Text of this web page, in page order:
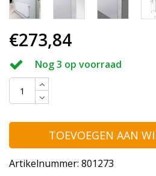
€273,84
Nog 3 op voorraad
TOEVOEGEN AAN
Artikelnummer: 801273